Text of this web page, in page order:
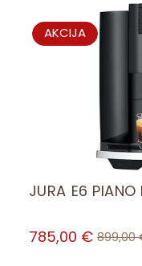
AKCIJAPRODUCT
ON
JURA E6
785,00 € 899,00